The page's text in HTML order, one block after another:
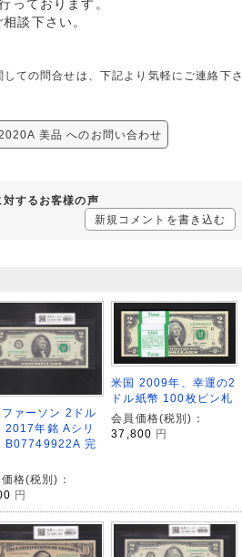
っております。
談下さい。
ての問合せは、下記より気軽にご連絡下さ
美品 へのお問い合わせ
するお客様の声
新規コメントを書き込む
ァーソン 2ドル
2017年銘 Aシリ
B07749922A 完
格(税別)：
円
米国 2009年、幸運の2
ドル紙幣 100枚ピン札
会員価格(税別)：
37,800 円